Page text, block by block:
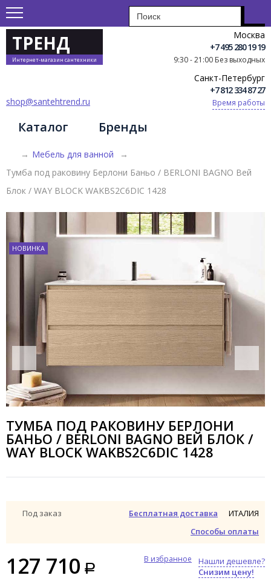
ТРЕНД
Интернет-магазин сантехники
Москва
+7 495 280 19 19
9:30 - 21:00 Без выходных
Санкт-Петербург
+7 812 334 87 27
Время работы
shop@santehtrend.ru
Каталог Бренды
→ Мебель для ванной
→
Тумба под раковину Берлони Баньо / BERLONI BAGNO Вей
Блок / WAY BLOCK WAKBS2C6DIC 1428
ТУМБА ПОД РАКОВИНУ БЕРЛОНИ
БАНЬО / BERLONI BAGNO ВЕЙ БЛОК /
WAY BLOCK WAKBS2C6DIC 1428
НОВИНКА
Под заказ
Бесплатная доставка
Способы оплаты
ИТАЛИЯ
127 710
Нашли дешевле?
Снизим цену!
В избранное